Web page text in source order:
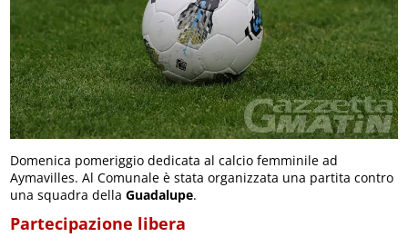
Domenica pomeriggio dedicata al calcio femminile ad
Aymavilles. Al Comunale è stata organizzata una partita contro
una squadra dellaGuadalupe.
Partecipazione libera